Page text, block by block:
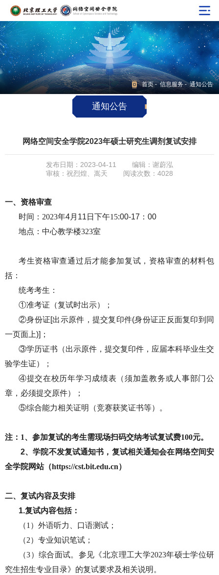
首页-信息服务- 通知公告
通知公告
网络空间安全学院2023年硕士研究生调剂复试安排
发布日期：2023-04-11
编辑：谢蔚泓
审核：祝烈煌、嵩天
阅读次数： 4028
一、资格审查
时间： 2023年4月 11日 下午15:00-17：00
地点： 中心教学楼323室
考生资格审查通过后才能参加复试，资格审查的材料包
括：
统考考生：
①准考证（复试时出示）；
②身份证[出示原件，提交复印件(身份证正反面复印到同
一页面上)]；
③学历证书（出示原件，提交复印件，应届本科毕业生交
验学生证）；
④提交在校历年学习成绩表（须加盖教务或人事部门公
章，必须提交原件）；
⑤综合能力相关证明（竞赛获奖证书等）。
注： 1、参加复试的考生需现场扫码交纳考试复试费100元。
2、学院不发复试通知书，复试相关通知会在网络空间安
全学院网站（https://cst.bit.edu.cn）
二、复试内容及安排
1.复试内容包括：
（1）外语听力、口语测试；
（2）专业知识笔试；
（3）综合面试。参见《北京理工大学2023年硕士学位研
究生招生专业目录》的复试要求及相关说明。